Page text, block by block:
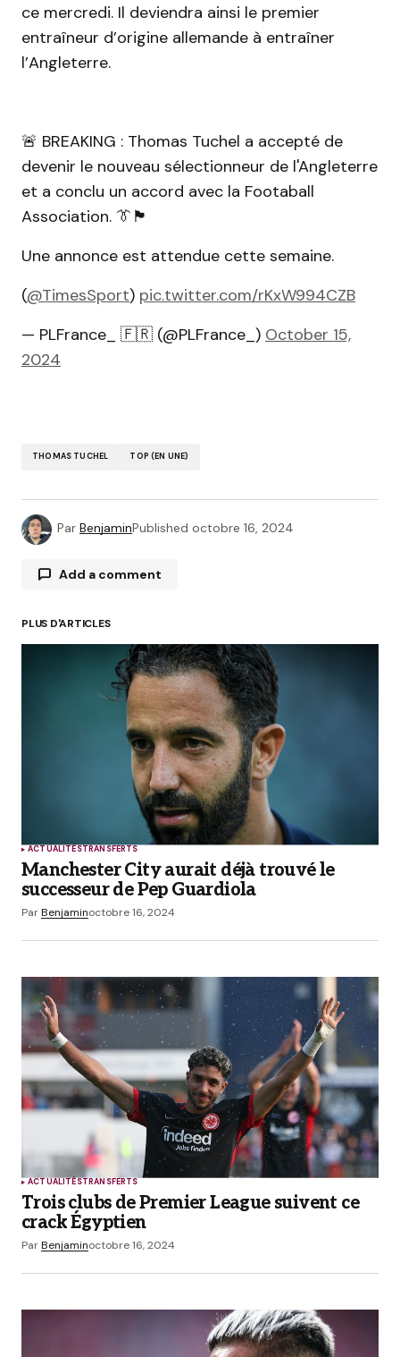
ce mercredi. Il deviendra ainsi le premier
entraîneur d’origine allemande à entraîner
l’Angleterre.
🚨 BREAKING : Thomas Tuchel a accepté de
devenir le nouveau sélectionneur de l'Angleterre
et a conclu un accord avec la Footaball
Association. 👔🏴󠁧󠁢󠁥󠁮󠁧󠁿
Une annonce est attendue cette semaine.
(@TimesSport) pic.twitter.com/rKxW994CZB
— PLFrance_ 🇫🇷 (@PLFrance_) October 15,
2024
THOMAS TUCHEL TOP (EN UNE)
Par BenjaminPublished octobre 16, 2024
Add a comment
Votre adresse e-mail ne sera pas publiée.Les
champs obligatoires sont indiqués avec
Your E-mail *
dans le navigateur pour mon prochain
Prévenez-moi de tous les nouveaux commentaires
par e-mail.
Prévenez-moi de tous les nouveaux articles par e-
Submit Comment
PLUS D'ARTICLES
ACTUALITÉSTRANSFERTS
Manchester City aurait déjà trouvé le
successeur de Pep Guardiola
ParBenjaminoctobre 16, 2024
ACTUALITÉSTRANSFERTS
Trois clubs de Premier League suivent ce
crack Égyptien
ParBenjaminoctobre 16, 2024